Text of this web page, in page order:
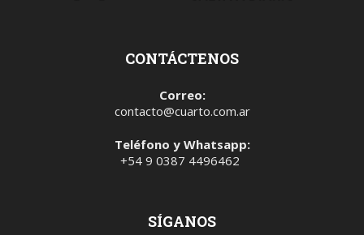
CONTÁCTENOS
Correo:
contacto@cuarto.com.ar
Teléfono y Whatsapp:
+54 9 0387 4496462
SÍGANOS